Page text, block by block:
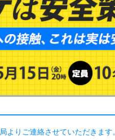
りご連絡させていただきます。